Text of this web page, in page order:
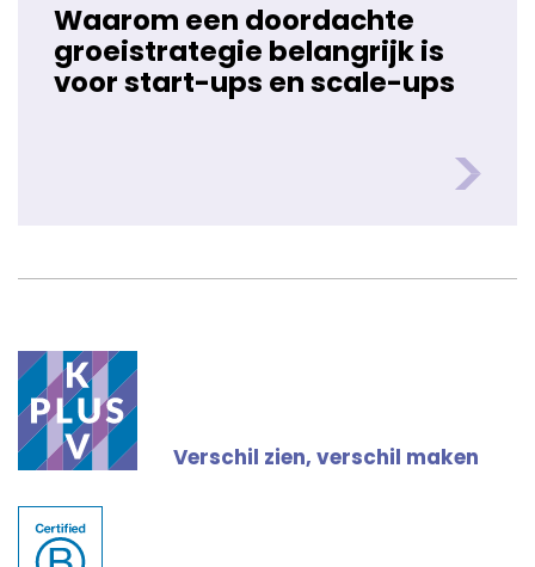
Waarom een doordachte
groeistrategie belangrijk is
voor start-ups en scale-ups
Verschil zien, verschil maken